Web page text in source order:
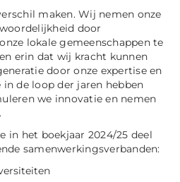
maken. Wij nemen onze
door
lokale gemeenschappen te
erin dat wij kracht kunnen
door onze expertise en
de loop der jaren hebben
we innovatie en nemen
in het boekjaar 2024/25 deel
samenwerkingsverbanden: